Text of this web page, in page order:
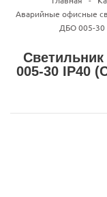
Аварийные офисные
ДБО 005-30
005-30 IP40